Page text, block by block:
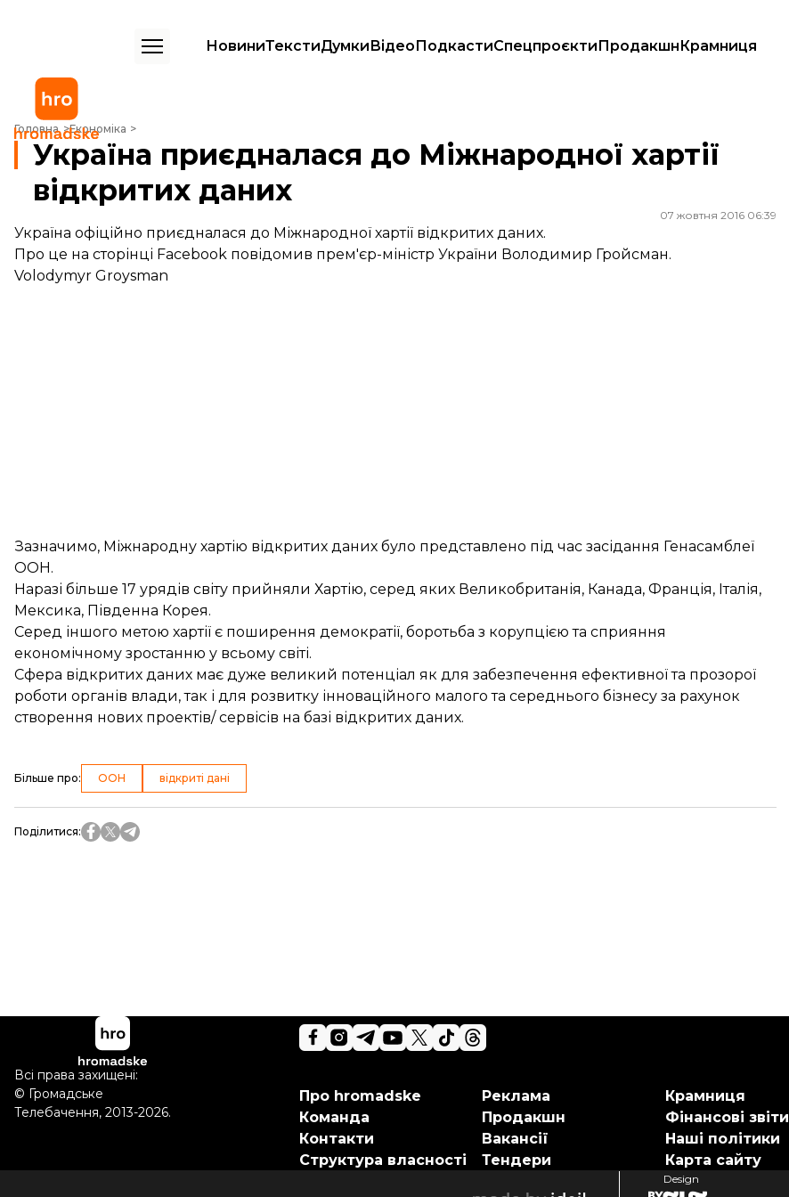
НовиниТекстиДумкиВідеоПодкастиСпецпроєктиПродакшнКрамниця
Головна Економіка
Україна приєдналася до Міжнародної хартії відкритих даних
Україна приєдналася до Міжнародної хартії
відкритих даних
07 жовтня 2016 06:39
Україна офіційно приєдналася до Міжнародної хартії відкритих даних.
Про це на сторінці Facebook повідомив прем'єр-міністр України Володимир Гройсман.
Volodymyr Groysman
Зазначимо, Міжнародну хартію відкритих даних було представлено під час засідання Генасамблеї
ООН.
Наразі більше 17 урядів світу прийняли Хартію, серед яких Великобританія, Канада, Франція, Італія,
Мексика, Південна Корея.
Серед іншого метою хартії є поширення демократії, боротьба з корупцією та сприяння
економічному зростанню у всьому світі.
Сфера відкритих даних має дуже великий потенціал як для забезпечення ефективної та прозорої
роботи органів влади, так і для розвитку інноваційного малого та середнього бізнесу за рахунок
створення нових проектів/ сервісів на базі відкритих даних.
Більше про: ООН відкриті дані
Поділитися:
Про hromadske
Команда
Контакти
Структура власності
Реклама
Продакшн
Вакансії
Тендери
Крамниця
Фінансові звіти
Наші політики
Карта сайту
Всі права захищені:
© Громадське
Телебачення, 2013-2026.
Design